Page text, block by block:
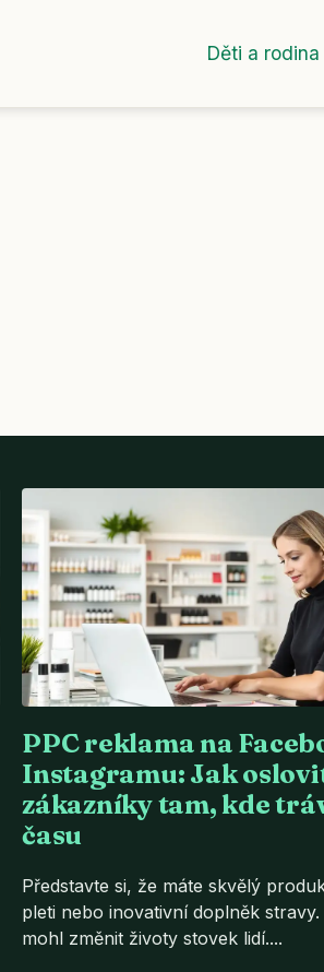
Děti a rodina
PPC reklama na
Instagramu: Jak
zákazníky tam, kde
času
Představte si, že máte skvělý
pleti nebo inovativní doplněk
mohl změnit životy stovek lidí....